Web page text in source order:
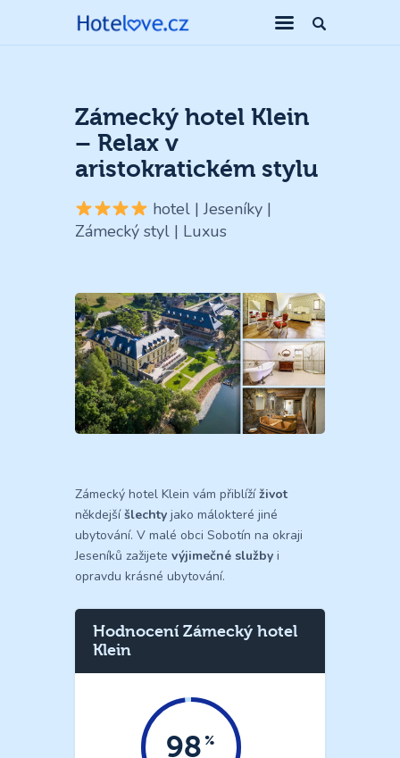
Zámecký hotel Klein
– Relax v
aristokratickém stylu
hotel | Jeseníky |
Zámecký styl | Luxus
Zámecký hotel Klein vám přiblížíživot
někdejšíšlechty jako málokteré jiné
ubytování. V malé obci Sobotín na okraji
Jeseníků zažijete výjimečné služby i
opravdu krásné ubytování.
Hodnocení Zámecký hotel
Klein
98